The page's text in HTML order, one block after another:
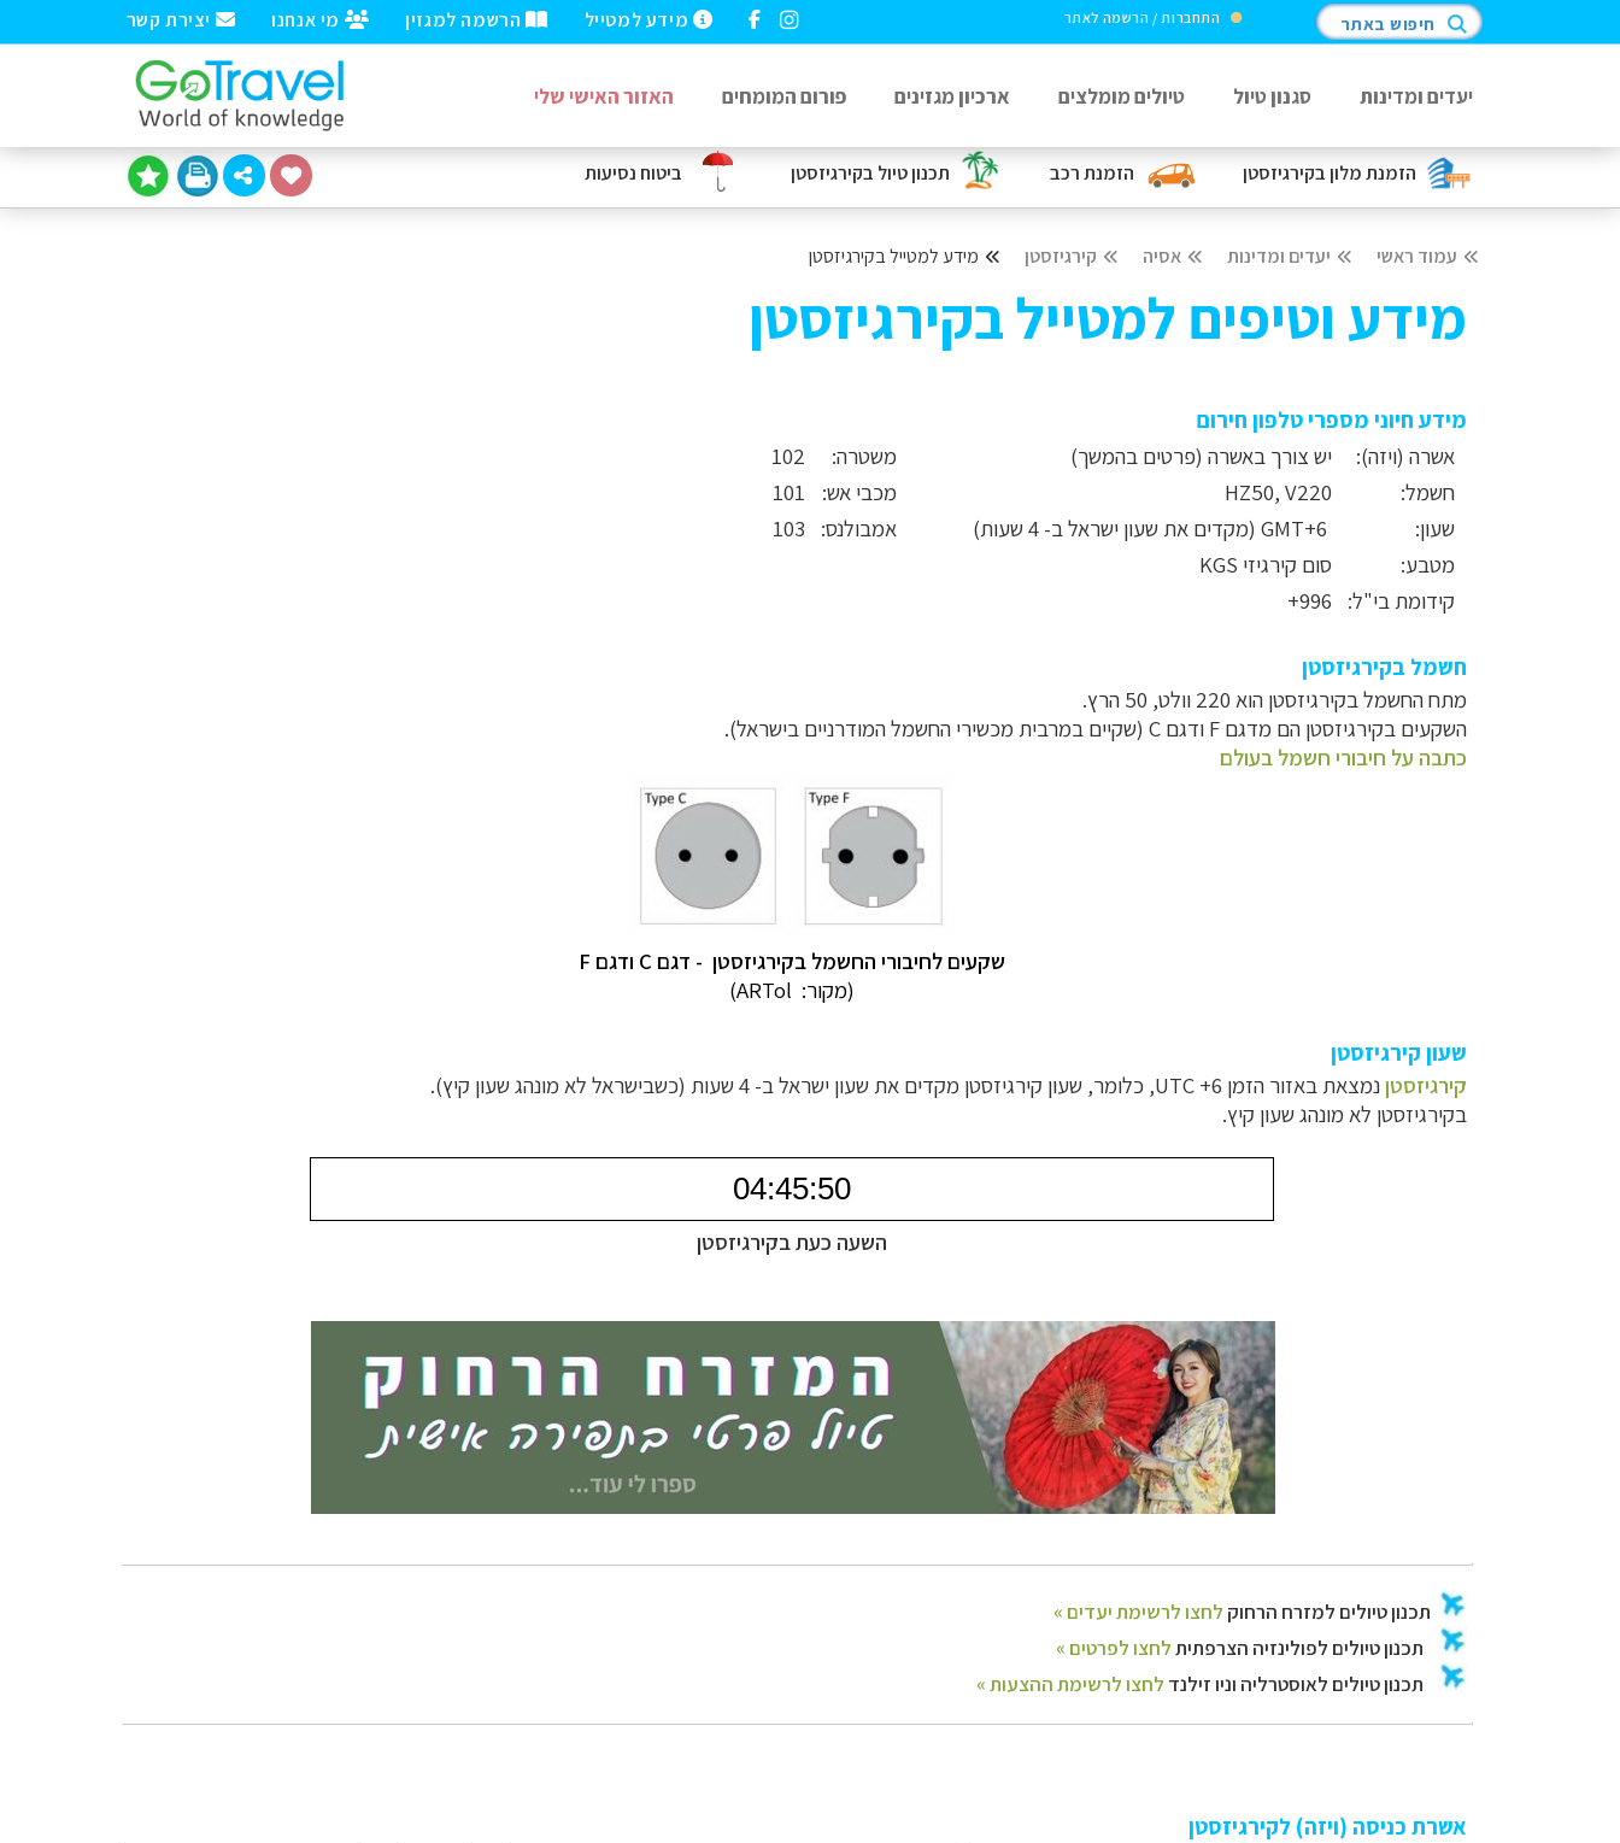
הזמנת מלוןבקירגיזסטן הזמנת רכב תכנון טיול בקירגיזסטן ביטוח נסיעות
יצירת קשר מי אנחנו הרשמה למגזין מידע למטייל התחברות / הרשמה לאתר חיפוש באתר
יעדים ומדינות סגנון טיול טיולים מומלצים ארכיון מגזינים פורום המומחים האזור האישי שלי
עמוד ראשי יעדים ומדינות אסיה קירגיזסטן מידע למטייל בקירגיזסטן
מידע וטיפים למטייל בקירגיזסטן
מידע חיוני מספרי טלפון חירום
אשרה (ויזה):
יש צורך באשרה (פרטים בהמשך) משטרה:
102
חשמל:
HZ50, V220 מכבי אש:
101
שעון:
אמבולנס:
103
מטבע:
סום קירגיזי KGS
קידומת בי"ל:
996+
חשמל בקירגיזסטן
מתח החשמל בקירגיזסטן הוא 220 וולט, 50 הרץ.
השקעים בקירגיזסטן הם מדגם F ודגם C (שקיים במרבית מכשירי החשמל המודרניים בישראל).
כתבה על חיבורי חשמל בעולם
שקעים לחיבורי החשמל בקירגיזסטן - דגם C ודגם F
(מקור:
שעון קירגיזסטן
קירגיזסטןנמצאת באזור הזמן UTC +6, כלומר, שעון קירגיזסטן מקדים אתשעון ישראל ב- 4 שעות (כשבישראל לא מונהג שעון קיץ).
בקירגיזסטן לא מונהג שעון קיץ.
השעה כעת בקירגיזסטן
תכנוןטיולים למזרח הרחוק
לחצו לרשימת יעדים »
תכנוןטיולים לפולינזיה הצרפתית
לחצו לפרטים »
תכנוןטיולים לאוסטרליה וניו זילנד לחצו לרשימת ההצעות »
אשרת כניסה (ויזה) לקירגיזסטן